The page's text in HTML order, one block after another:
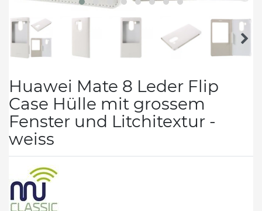
Huawei Mate 8 Leder Flip
Case Hülle mit grossem
Fenster und Litchitextur -
weiss